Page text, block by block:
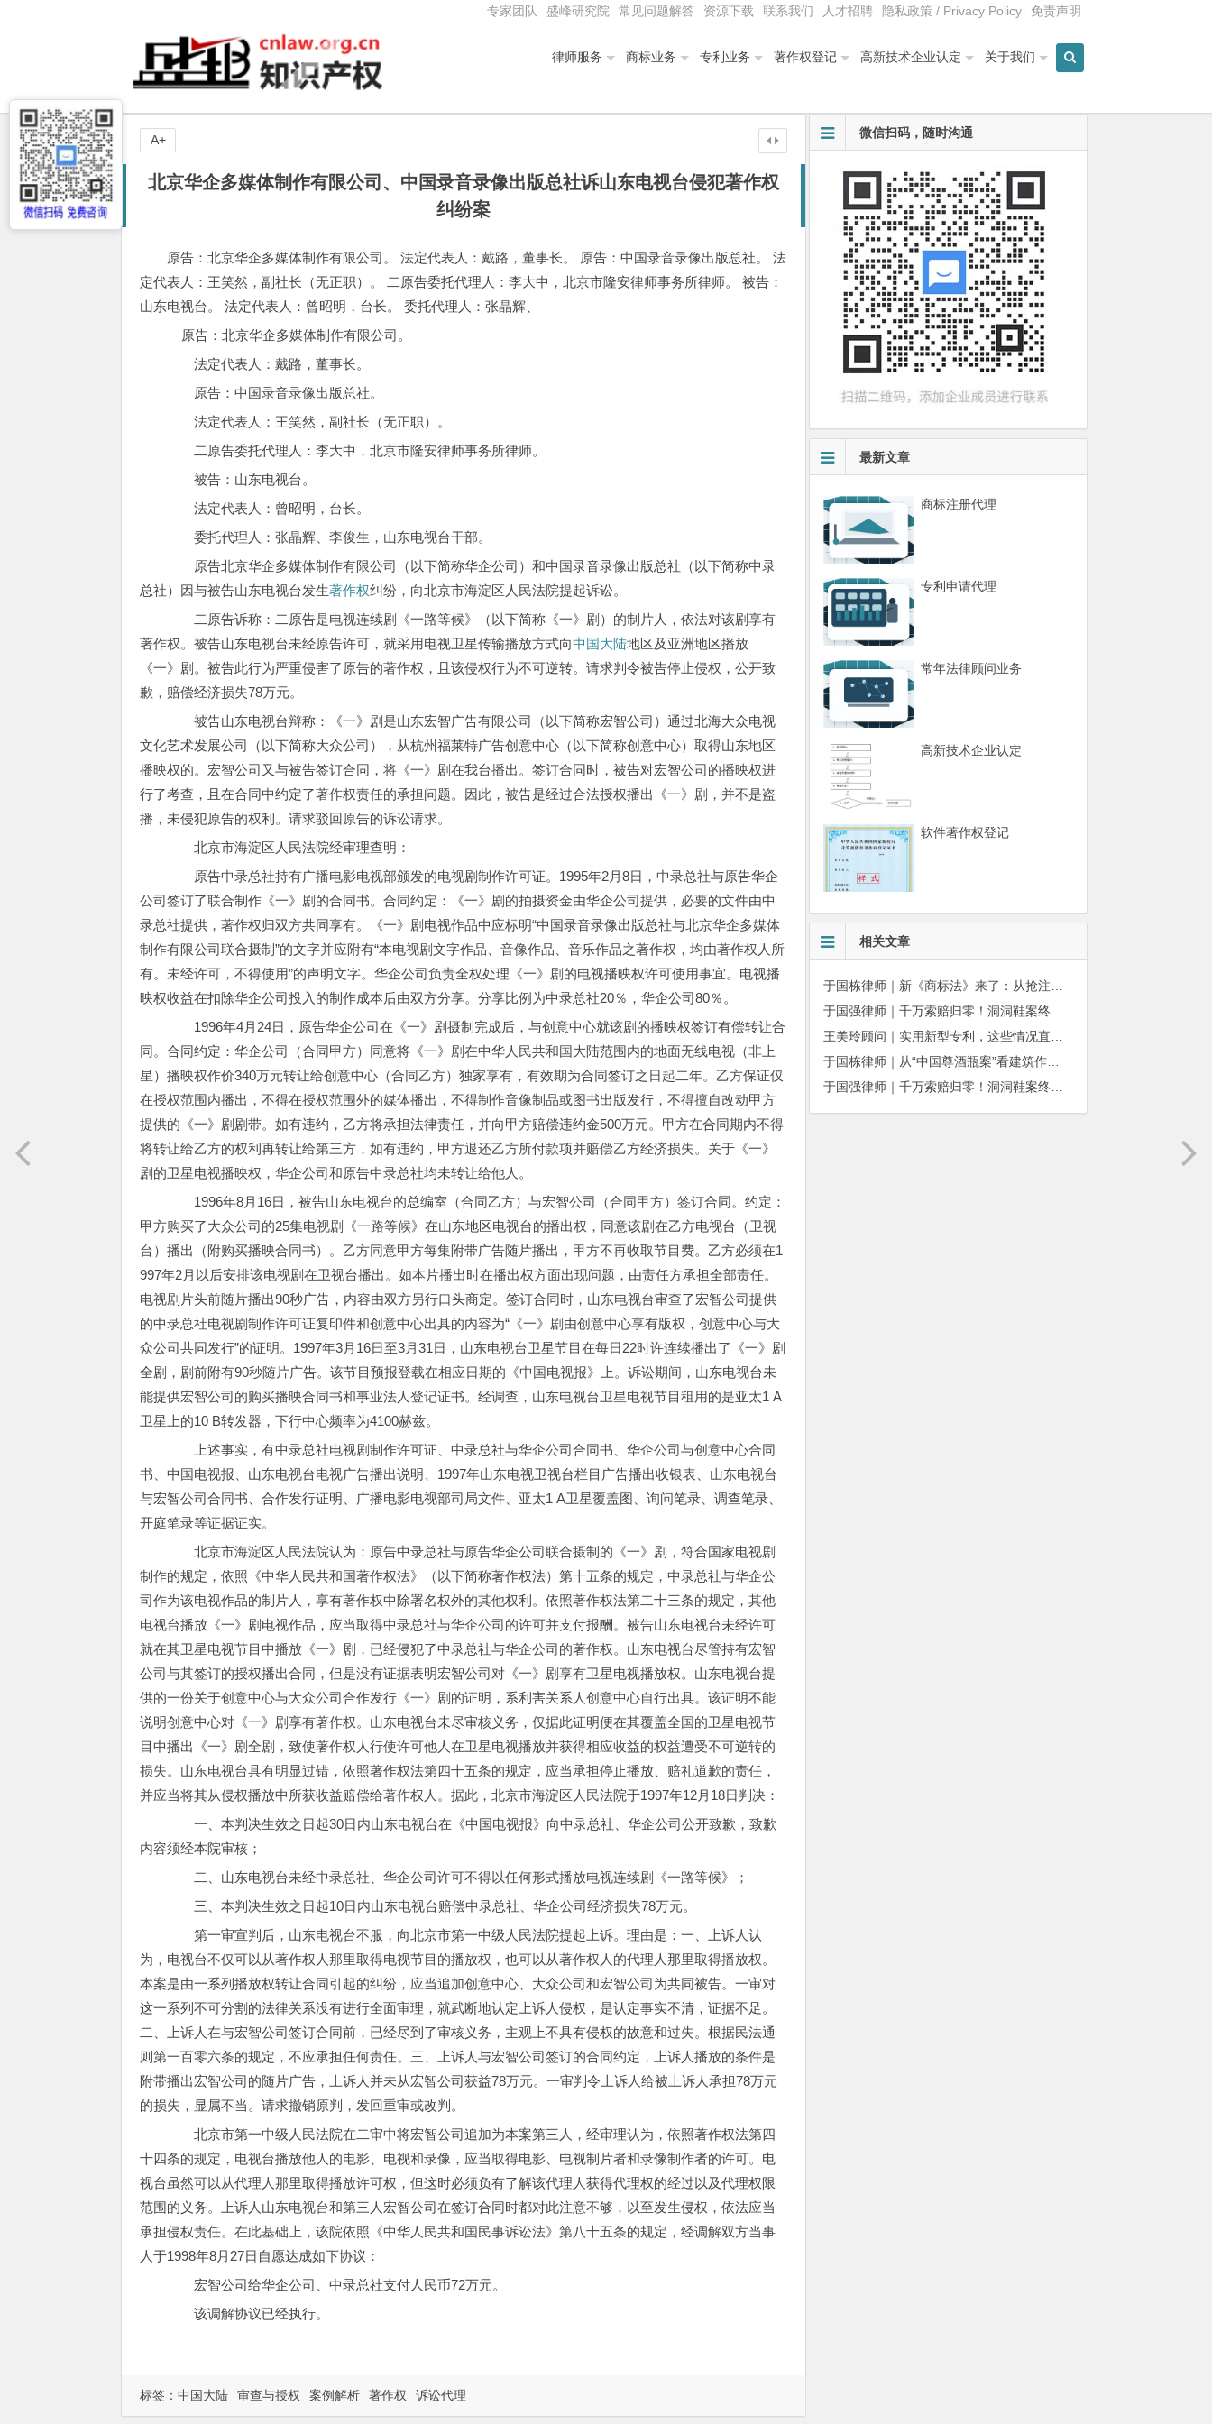
专家团队 盛峰研究院 常见问题解答 资源下载 联系我们 人才招聘 隐私政策 / Privacy Policy 免责声明
律师服务 商标业务 专利业务 著作权登记 高新技术企业认定 关于我们
北京华企多媒体制作有限公司、中国录音录像出版总社诉山东电视台侵犯著作权
纠纷案
原告：北京华企多媒体制作有限公司。 法定代表人：戴路，董事长。 原告：中国录音录像出版总社。 法
定代表人：王笑然，副社长（无正职）。 二原告委托代理人：李大中，北京市隆安律师事务所律师。 被告：
山东电视台。 法定代表人：曾昭明，台长。 委托代理人：张晶辉、
原告：北京华企多媒体制作有限公司。
法定代表人：戴路，董事长。
原告：中国录音录像出版总社。
法定代表人：王笑然，副社长（无正职）。
二原告委托代理人：李大中，北京市隆安律师事务所律师。
被告：山东电视台。
法定代表人：曾昭明，台长。
委托代理人：张晶辉、李俊生，山东电视台干部。
原告北京华企多媒体制作有限公司（以下简称华企公司）和中国录音录像出版总社（以下简称中录
总社）因与被告山东电视台发生著作权纠纷，向北京市海淀区人民法院提起诉讼。
二原告诉称：二原告是电视连续剧《一路等候》（以下简称《一》剧）的制片人，依法对该剧享有
著作权。被告山东电视台未经原告许可，就采用电视卫星传输播放方式向中国大陆地区及亚洲地区播放
《一》剧。被告此行为严重侵害了原告的著作权，且该侵权行为不可逆转。请求判令被告停止侵权，公开致
歉，赔偿经济损失78万元。
被告山东电视台辩称：《一》剧是山东宏智广告有限公司（以下简称宏智公司）通过北海大众电视
文化艺术发展公司（以下简称大众公司），从杭州福莱特广告创意中心（以下简称创意中心）取得山东地区
播映权的。宏智公司又与被告签订合同，将《一》剧在我台播出。签订合同时，被告对宏智公司的播映权进
行了考查，且在合同中约定了著作权责任的承担问题。因此，被告是经过合法授权播出《一》剧，并不是盗
播，未侵犯原告的权利。请求驳回原告的诉讼请求。
北京市海淀区人民法院经审理查明：
原告中录总社持有广播电影电视部颁发的电视剧制作许可证。1995年2月8日，中录总社与原告华企
公司签订了联合制作《一》剧的合同书。合同约定：《一》剧的拍摄资金由华企公司提供，必要的文件由中
录总社提供，著作权归双方共同享有。《一》剧电视作品中应标明“中国录音录像出版总社与北京华企多媒体
制作有限公司联合摄制”的文字并应附有“本电视剧文字作品、音像作品、音乐作品之著作权，均由著作权人所
有。未经许可，不得使用”的声明文字。华企公司负责全权处理《一》剧的电视播映权许可使用事宜。电视播
映权收益在扣除华企公司投入的制作成本后由双方分享。分享比例为中录总社20％，华企公司80％。
1996年4月24日，原告华企公司在《一》剧摄制完成后，与创意中心就该剧的播映权签订有偿转让合
同。合同约定：华企公司（合同甲方）同意将《一》剧在中华人民共和国大陆范围内的地面无线电视（非上
星）播映权作价340万元转让给创意中心（合同乙方）独家享有，有效期为合同签订之日起二年。乙方保证仅
在授权范围内播出，不得在授权范围外的媒体播出，不得制作音像制品或图书出版发行，不得擅自改动甲方
提供的《一》剧剧带。如有违约，乙方将承担法律责任，并向甲方赔偿违约金500万元。甲方在合同期内不得
将转让给乙方的权利再转让给第三方，如有违约，甲方退还乙方所付款项并赔偿乙方经济损失。关于《一》
剧的卫星电视播映权，华企公司和原告中录总社均未转让给他人。
1996年8月16日，被告山东电视台的总编室（合同乙方）与宏智公司（合同甲方）签订合同。约定：
甲方购买了大众公司的25集电视剧《一路等候》在山东地区电视台的播出权，同意该剧在乙方电视台（卫视
台）播出（附购买播映合同书）。乙方同意甲方每集附带广告随片播出，甲方不再收取节目费。乙方必须在1
997年2月以后安排该电视剧在卫视台播出。如本片播出时在播出权方面出现问题，由责任方承担全部责任。
电视剧片头前随片播出90秒广告，内容由双方另行口头商定。签订合同时，山东电视台审查了宏智公司提供
的中录总社电视剧制作许可证复印件和创意中心出具的内容为“《一》剧由创意中心享有版权，创意中心与大
众公司共同发行”的证明。1997年3月16日至3月31日，山东电视台卫星节目在每日22时许连续播出了《一》剧
全剧，剧前附有90秒随片广告。该节目预报登载在相应日期的《中国电视报》上。诉讼期间，山东电视台未
能提供宏智公司的购买播映合同书和事业法人登记证书。经调查，山东电视台卫星电视节目租用的是亚太1 A
卫星上的10 B转发器，下行中心频率为4100赫兹。
上述事实，有中录总社电视剧制作许可证、中录总社与华企公司合同书、华企公司与创意中心合同
书、中国电视报、山东电视台电视广告播出说明、1997年山东电视卫视台栏目广告播出收银表、山东电视台
与宏智公司合同书、合作发行证明、广播电影电视部司局文件、亚太1 A卫星覆盖图、询问笔录、调查笔录、
开庭笔录等证据证实。
北京市海淀区人民法院认为：原告中录总社与原告华企公司联合摄制的《一》剧，符合国家电视剧
制作的规定，依照《中华人民共和国著作权法》（以下简称著作权法）第十五条的规定，中录总社与华企公
司作为该电视作品的制片人，享有著作权中除署名权外的其他权利。依照著作权法第二十三条的规定，其他
电视台播放《一》剧电视作品，应当取得中录总社与华企公司的许可并支付报酬。被告山东电视台未经许可
就在其卫星电视节目中播放《一》剧，已经侵犯了中录总社与华企公司的著作权。山东电视台尽管持有宏智
公司与其签订的授权播出合同，但是没有证据表明宏智公司对《一》剧享有卫星电视播放权。山东电视台提
供的一份关于创意中心与大众公司合作发行《一》剧的证明，系利害关系人创意中心自行出具。该证明不能
说明创意中心对《一》剧享有著作权。山东电视台未尽审核义务，仅据此证明便在其覆盖全国的卫星电视节
目中播出《一》剧全剧，致使著作权人行使许可他人在卫星电视播放并获得相应收益的权益遭受不可逆转的
损失。山东电视台具有明显过错，依照著作权法第四十五条的规定，应当承担停止播放、赔礼道歉的责任，
并应当将其从侵权播放中所获收益赔偿给著作权人。据此，北京市海淀区人民法院于1997年12月18日判决：
一、本判决生效之日起30日内山东电视台在《中国电视报》向中录总社、华企公司公开致歉，致歉
内容须经本院审核；
二、山东电视台未经中录总社、华企公司许可不得以任何形式播放电视连续剧《一路等候》；
三、本判决生效之日起10日内山东电视台赔偿中录总社、华企公司经济损失78万元。
第一审宣判后，山东电视台不服，向北京市第一中级人民法院提起上诉。理由是：一、上诉人认
为，电视台不仅可以从著作权人那里取得电视节目的播放权，也可以从著作权人的代理人那里取得播放权。
本案是由一系列播放权转让合同引起的纠纷，应当追加创意中心、大众公司和宏智公司为共同被告。一审对
这一系列不可分割的法律关系没有进行全面审理，就武断地认定上诉人侵权，是认定事实不清，证据不足。
二、上诉人在与宏智公司签订合同前，已经尽到了审核义务，主观上不具有侵权的故意和过失。根据民法通
则第一百零六条的规定，不应承担任何责任。三、上诉人与宏智公司签订的合同约定，上诉人播放的条件是
附带播出宏智公司的随片广告，上诉人并未从宏智公司获益78万元。一审判令上诉人给被上诉人承担78万元
的损失，显属不当。请求撤销原判，发回重审或改判。
北京市第一中级人民法院在二审中将宏智公司追加为本案第三人，经审理认为，依照著作权法第四
十四条的规定，电视台播放他人的电影、电视和录像，应当取得电影、电视制片者和录像制作者的许可。电
视台虽然可以从代理人那里取得播放许可权，但这时必须负有了解该代理人获得代理权的经过以及代理权限
范围的义务。上诉人山东电视台和第三人宏智公司在签订合同时都对此注意不够，以至发生侵权，依法应当
承担侵权责任。在此基础上，该院依照《中华人民共和国民事诉讼法》第八十五条的规定，经调解双方当事
人于1998年8月27日自愿达成如下协议：
宏智公司给华企公司、中录总社支付人民币72万元。
该调解协议已经执行。
A+
标签：中国大陆 审查与授权 案例解析 著作权 诉讼代理
微信扫码，随时沟通
最新文章
商标注册代理
专利申请代理
常年法律顾问业务
高新技术企业认定
软件著作权登记
相关文章
于国栋律师｜从“中国尊酒瓶案”看建筑作品著作权保护的司法边界与商用合规